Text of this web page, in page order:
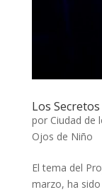
Los
por Ciudad de
Ojos de Niño
El tema del
marzo, ha